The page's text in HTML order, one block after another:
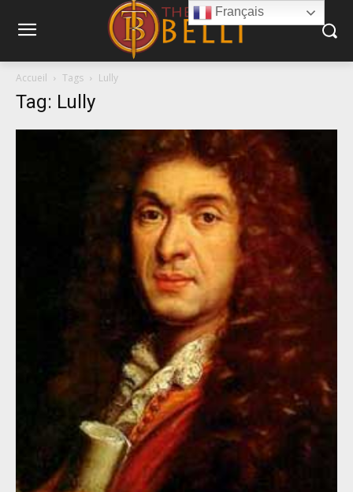
Accueil Tags Lully
Tag: Lully
Français